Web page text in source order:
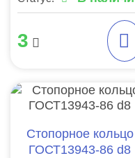
3
Стопорное кольцо
ГОСТ13943-86 d8